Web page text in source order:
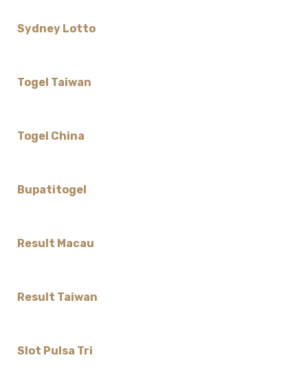
Sydney Lotto
Togel Taiwan
Togel China
Bupatitogel
Result Macau
Result Taiwan
Slot Pulsa Tri